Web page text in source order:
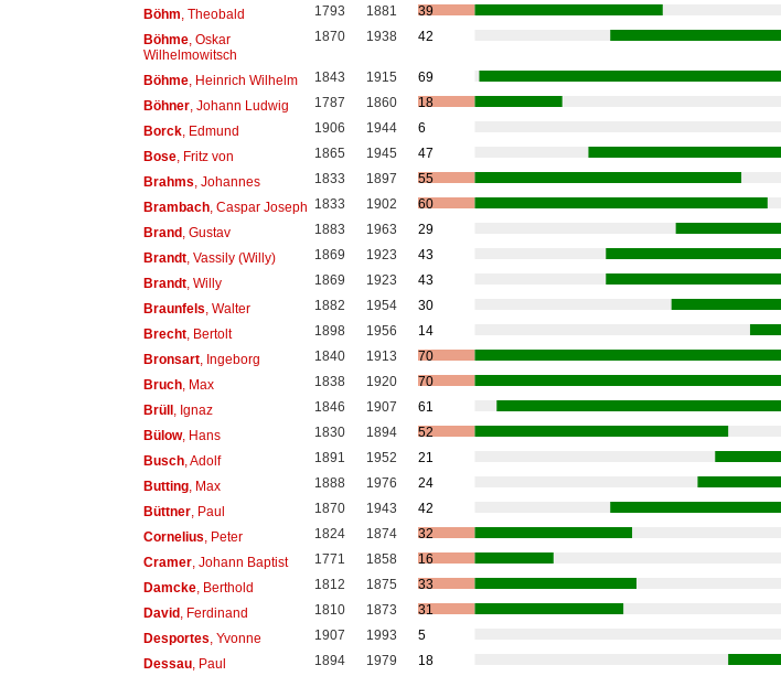
Böhm , Theobald 1793 1881
39
Böhme, Oskar
Wilhelmowitsch
1870 1938 42
Böhme, Heinrich Wilhelm 1843 1915
69
Böhner, Johann Ludwig 1787 1860
18
Borck, Edmund 1906 1944
6
Bose, Fritz von 1865 1945
47
Brahms , Johannes 1833 1897
55
Brambach, Caspar Joseph 1833 1902
60
Brand, Gustav 1883 1963
29
Brandt, Vassily (Willy) 1869 1923
43
Brandt, Willy 1869 1923
43
Braunfels , Walter 1882 1954
30
Brecht, Bertolt 1898 1956
14
Bronsart, Ingeborg 1840 1913
70
Bruch, Max 1838 1920
70
Brüll, Ignaz 1846 1907
61
Bülow, Hans 1830 1894
52
Busch, Adolf 1891 1952
21
Butting, Max 1888 1976
24
Büttner, Paul 1870 1943
42
Cornelius , Peter 1824 1874
32
Cramer, Johann Baptist 1771 1858
16
Damcke, Berthold 1812 1875
33
David, Ferdinand 1810 1873
31
Desportes , Yvonne 1907 1993
5
Dessau, Paul 1894 1979
18